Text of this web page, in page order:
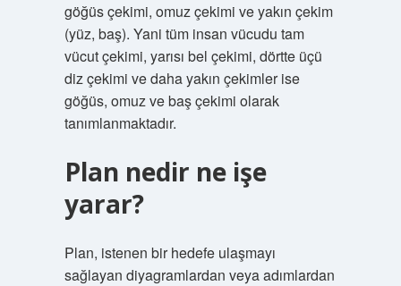
göğüs çekimi, omuz çekimi ve yakın çekim
(yüz, baş). Yani tüm insan vücudu tam
vücut çekimi, yarısı bel çekimi, dörtte üçü
diz çekimi ve daha yakın çekimler ise
göğüs, omuz ve baş çekimi olarak
tanımlanmaktadır.
Plan nedir ne işe
yarar?
Plan, istenen bir hedefe ulaşmayı
sağlayan diyagramlardan veya adımlardan